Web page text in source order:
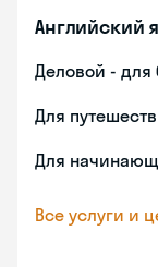
Английский
Деловой - для
Для
Для
Все услуги и